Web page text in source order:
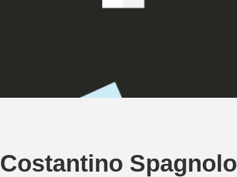
Costantino Spagnolo